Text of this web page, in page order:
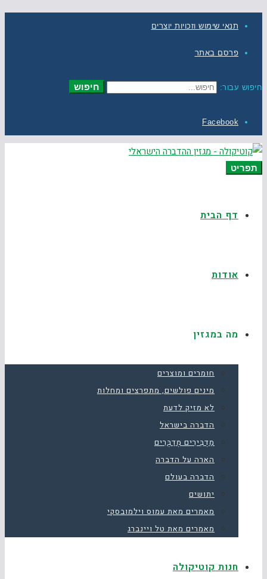
תנאי שימוש וזכויות יוצרים
פרסם באתר
חיפוש עבור: חיפוש
Facebook
תפריט
דף הבית
אודות
מה במגזין
חומרים ומוצרים
מינים פולשים, מתפרצים ומחלות
לא מזיק לדעת
הדברה בישראל
מַדְבִּירִים מְדַבְּרִים
הארה על הדברה
הדברה בעולם
יתושים
מאמרים מאת עמוס וילמובסקי
מאמרים מאת טל ויינברג
חנות קוטיקולה